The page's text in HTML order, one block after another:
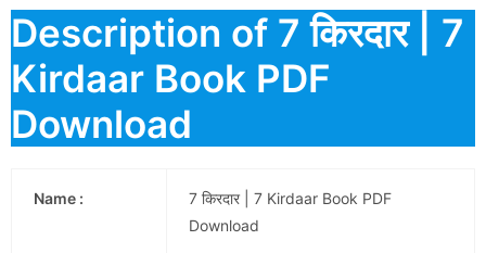
Description of 7 किरदार | 7
Kirdaar Book PDF
Download
Name :
7 किरदार | 7 Kirdaar Book PDF
Download